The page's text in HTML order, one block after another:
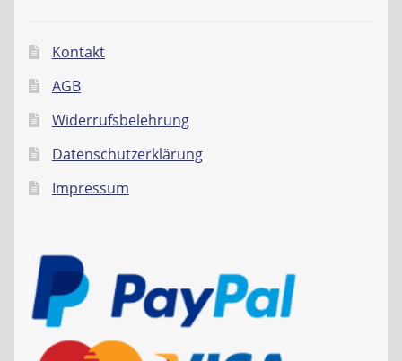
Kontakt
AGB
Widerrufsbelehrung
Datenschutzerklärung
Impressum